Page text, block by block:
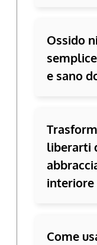
Ossido
e sano
liberarti
interiore
Come